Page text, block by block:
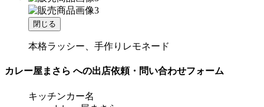
閉じる
本格ラッシー、手作りレモネード
カレー屋まさら への出店依頼・問い合わせフォーム
キッチンカー名